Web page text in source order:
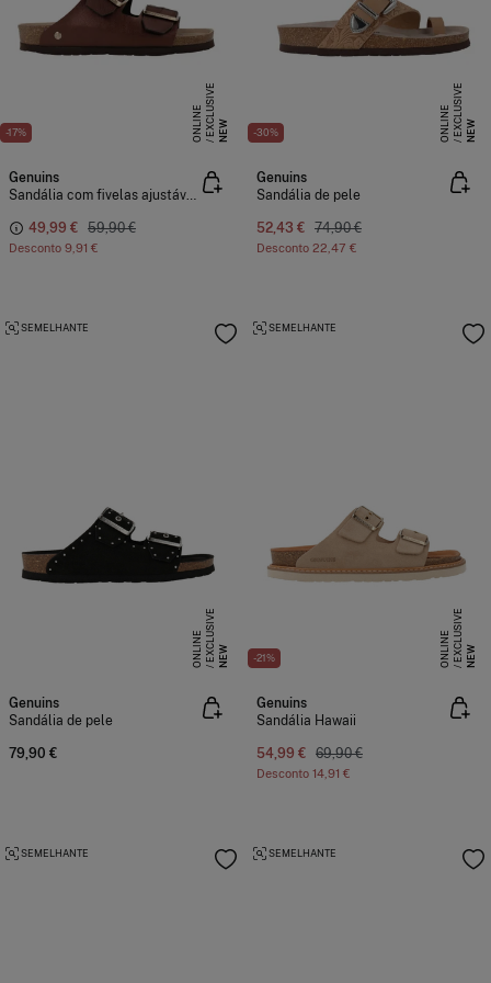
-17% NEW
E
X
C
L
US
I
V
E
O
N
L
I
N
E
Genuins
Sandália com fivelas ajustáveis
49,99 € 59,90 €
Desconto 9,91 €
-30% NEW
E
X
C
L
US
I
V
E
O
N
L
I
N
E
Genuins
Sandália de pele
52,43 € 74,90 €
Desconto 22,47 €
NEW
E
X
C
L
US
I
V
E
O
N
L
I
N
E
SEMELHANTE
Genuins
Sandália de pele
79,90 €
-21% NEW
E
X
C
L
US
I
V
E
O
N
L
I
N
E
SEMELHANTE
Genuins
Sandália Hawaii
54,99 € 69,90 €
Desconto 14,91 €
SEMELHANTE SEMELHANTE